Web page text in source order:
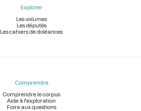
Explorer
Les volumes
Les députés
Les cahiers de doléances
Comprendre
Comprendre le corpus
Aide à l'exploration
Foire aux questions